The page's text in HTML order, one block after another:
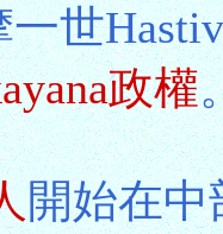
世
政權
開始在中